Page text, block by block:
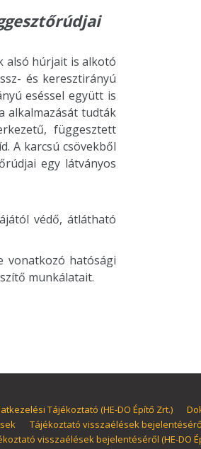
alsó húrjait is alkotó
és keresztirányú
eséssel együtt is
alkalmazását tudták
függesztett
A karcsú csövekből
egy látványos
védő, átlátható
vonatkozó hatósági
munkálatait.
Tájékoztató (HE-DO Építő Zrt.)
Tájékoztató visszaélések
visszaélések bejelentéséről (HE-DO